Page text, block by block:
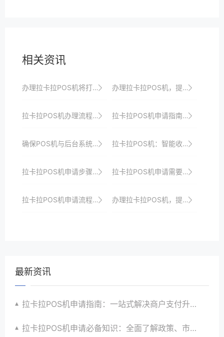
相关资讯
办理拉卡拉POS机将打造智能便捷安全的收银系统以满足商家多样化需求并引领行业发展方向以及提升品牌形象与顾客忠诚度 办理拉卡拉POS机，提升店铺竞争力与顾客忠诚度
拉卡拉POS机办理流程优化：更快更便捷地开启收银之旅以满足商家快速响应市场需求并实现数字化转型与升级目标以及提升顾客满意度 拉卡拉POS机申请指南：一站式解决商户支付需求
确保POS机与后台系统连接正常，避免交易数据丢失。 拉卡拉POS机：智能收银，提升商家品牌形象
拉卡拉POS机申请步骤：新手必看的操作指南 拉卡拉POS机申请需要哪些材料？一文搞定
拉卡拉POS机申请流程揭秘：紧跟支付行业发展趋势，抢占先机 办理拉卡拉POS机，提升商家收银效率与品牌形象，开启线上线下融合收银新时代
最新资讯
拉卡拉POS机申请指南：一站式解决商户支付升级、智能化与创新需求
拉卡拉POS机申请必备知识：全面了解政策、市场、技术与创新趋势